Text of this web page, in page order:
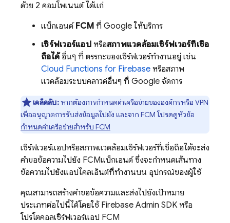
ด้วย 2 คอมโพเนนต์ ได้แก่
แบ็กเอนด์FCMที่ Google ให้บริการ
เซิร์ฟเวอร์แอปหรือสภาพแวดล้อมเซิร์ฟเวอร์ที่เชื่อ
ถือได้อื่นๆ ที่ ตรรกะของเซิร์ฟเวอร์ทำงานอยู่ เช่น
Cloud Functions for Firebase หรือสภาพ
แวดล้อมระบบคลาวด์อื่นๆ ที่ Google จัดการ
เคล็ดลับ:หากต้องการกำหนดค่าเครือข่ายขององค์กรหรือ VPN
เพื่ออนุญาตการรับส่งข้อมูลไปยัง และจาก FCMโปรดดูหัวข้อ
กำหนดค่าเครือข่ายสำหรับ FCM
เซิร์ฟเวอร์แอปหรือสภาพแวดล้อมเซิร์ฟเวอร์ที่เชื่อถือได้จะส่ง
คำขอข้อความไปยัง FCMแบ็กเอนด์ ซึ่งจะกำหนดเส้นทาง
ข้อความไปยังแอปไคลเอ็นต์ที่ทำงานบน อุปกรณ์ของผู้ใช้
คุณสามารถสร้างคำขอข้อความและส่งไปยังเป้าหมาย
ประเภทต่อไปนี้ได้โดยใช้ Firebase Admin SDK หรือ
โปรโตคอลเซิร์ฟเวอร์แอป FCM